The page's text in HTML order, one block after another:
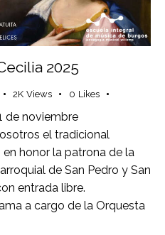
2025
2K Views 0 Likes
de noviembre
el tradicional
honor la patrona de la
de San Pedro y San
entrada libre.
a cargo de la Orquesta